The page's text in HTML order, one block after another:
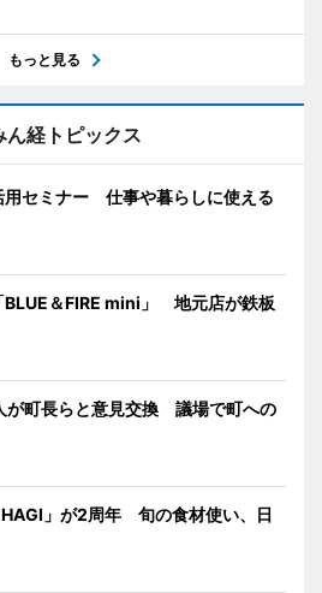
もっと見る
ん経トピックス
用セミナー 仕事や暮らしに使える
BLUE＆FIRE mini」 地元店が鉄板
が町長らと意見交換 議場で町への
」が2周年 旬の食材使い、日